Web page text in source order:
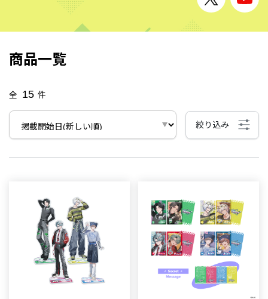
商品一覧
全 15 件
絞り込み